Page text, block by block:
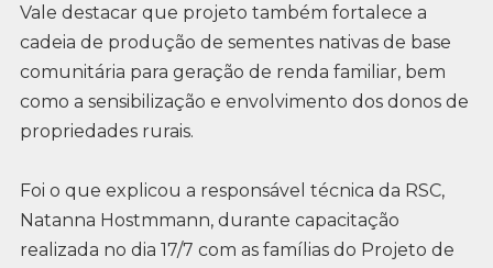
Vale destacar que projeto também fortalece a
cadeia de produção de sementes nativas de base
comunitária para geração de renda familiar, bem
como a sensibilização e envolvimento dos donos de
propriedades rurais.
Foi o que explicou a responsável técnica da RSC,
Natanna Hostmmann, durante capacitação
realizada no dia 17/7 com as famílias do Projeto de